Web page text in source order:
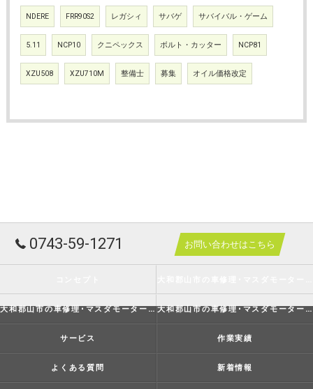
NDERE FRR90S2 レガシィ サバゲ サバイバル・ゲーム
5.11 NCP10 クニペックス ボルト・カッター NCP81
XZU508 XZU710M 整備士 募集 オイル価格改定
0743-59-1271 お問い合わせはこちら
大和郡山市の車修理･マスダモータースの評判 大和郡山市の車修理･マスダモータースのお客様の声
サービス 作業実績
よくある質問 新着情報